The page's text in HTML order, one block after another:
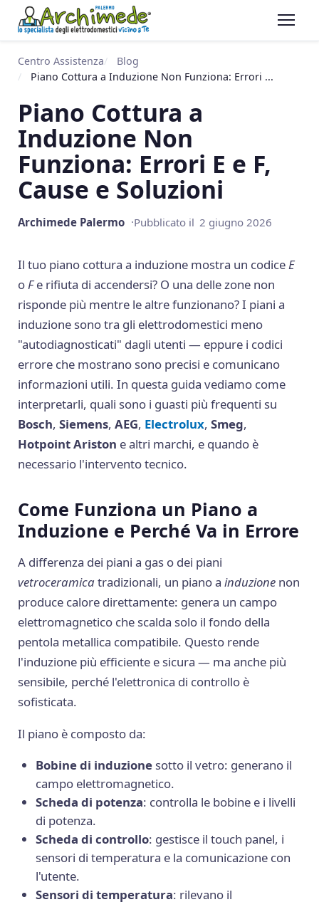
Centro Assistenza
Blog
Piano Cottura a Induzione Non Funziona: Errori ...
Piano Cottura a
Induzione Non
Funziona: Errori E e F,
Cause e Soluzioni
Archimede Palermo Pubblicato il 2 giugno 2026
Il tuo piano cottura a induzione mostra un codiceE
oFe rifiuta di accendersi? O una delle zone non
risponde più mentre le altre funzionano? I piani a
induzione sono tra gli elettrodomestici meno
"autodiagnosticati" dagli utenti — eppure i codici
errore che mostrano sono precisi e comunicano
informazioni utili. In questa guida vediamo come
interpretarli, quali sono i guasti più frequenti su
Bosch,Siemens,AEG, Electrolux,Smeg,
Hotpoint Ariston e altri marchi, e quando è
necessario l'intervento tecnico.
Come Funziona un Piano a
Induzione e Perché Va in Errore
A differenza dei piani a gas o dei piani
vetroceramicatradizionali, un piano ainduzione non
produce calore direttamente: genera un campo
elettromagnetico che scalda solo il fondo della
pentola metallica compatibile. Questo rende
l'induzione più efficiente e sicura — ma anche più
sensibile, perché l'elettronica di controllo è
sofisticata.
Il piano è composto da:
Bobine di induzione sotto il vetro: generano il
campo elettromagnetico.
Scheda di potenza: controlla le bobine e i livelli
di potenza.
Scheda di controllo: gestisce il touch panel, i
sensori di temperatura e la comunicazione con
l'utente.
Sensori di temperatura: rilevano il